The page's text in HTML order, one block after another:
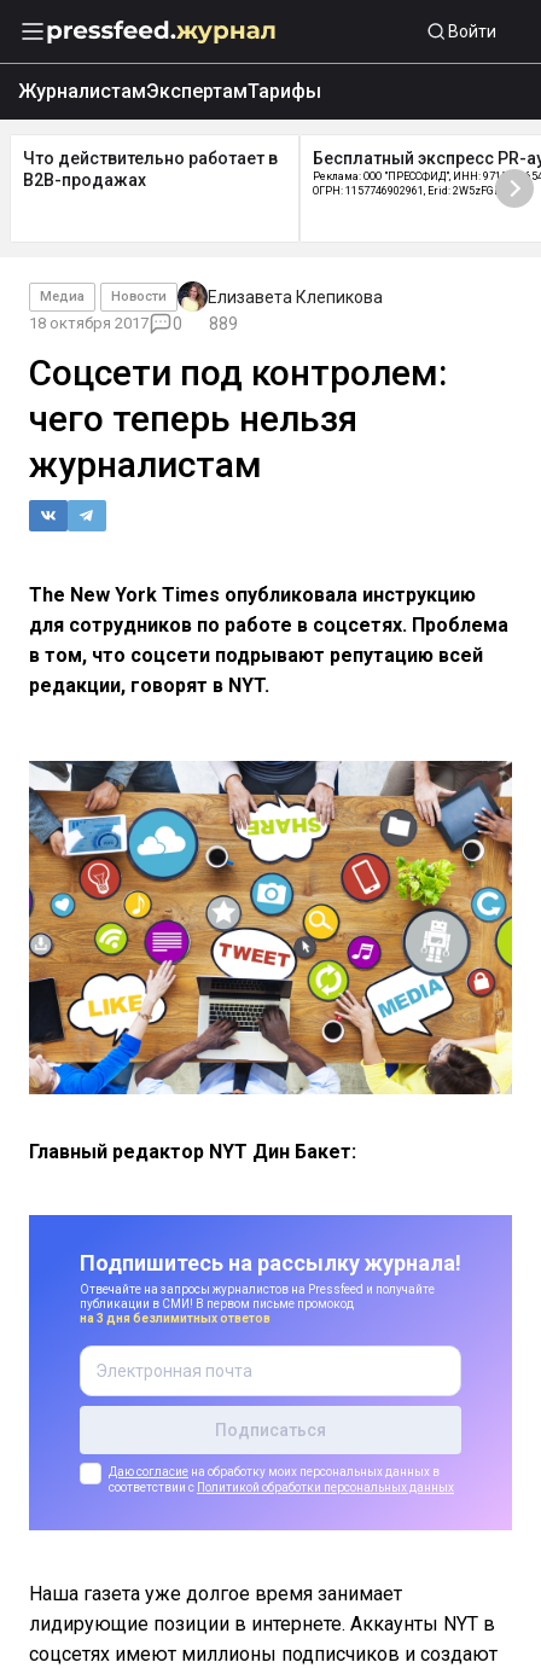
Войти
ЖурналистамЭкспертамТарифы
Что действительно работает в
B2B-продажах
Бесплатный экспресс PR-
Реклама: ООО "ПРЕССФИД", ИНН:
ОГРН: 1157746902961, Erid: 2W5zFGDycPz
Медиа Новости Елизавета Клепикова
18 октября 2017 0 889
Соцсети под контролем:
чего теперь нельзя
журналистам
The New York Times опубликовала инструкцию
для сотрудников по работе в соцсетях. Проблема
в том, что соцсети подрывают репутацию всей
редакции, говорят в NYT.
Главный редактор NYT Дин Бакет:
Подпишитесь на рассылку журнала!
Отвечайте на запросы журналистов на Pressfeed и получайте
публикации в СМИ! В первом письме промокод
на 3 дня безлимитных ответов
Даю согласие на обработку моих персональных данных в
соответствии с Политикой обработки персональных данных
Наша газета уже долгое время занимает
лидирующие позиции в интернете. Аккаунты NYT в
соцсетях имеют миллионы подписчиков и создают